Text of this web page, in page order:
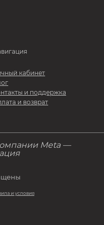
кабинет
и поддержка
и возврат
Meta —
и условия